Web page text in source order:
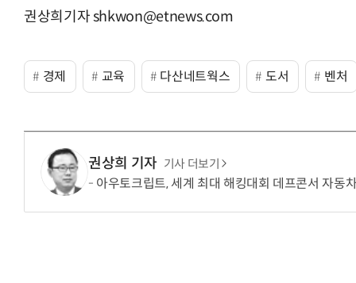
권상희기자 shkwon@etnews.com
경제 교육 다산네트웍스 도서 벤처
권상희 기자 기사 더보기
아우토크립트, 세계 최대 해킹대회 데프콘서 자동 거미줄 쏘